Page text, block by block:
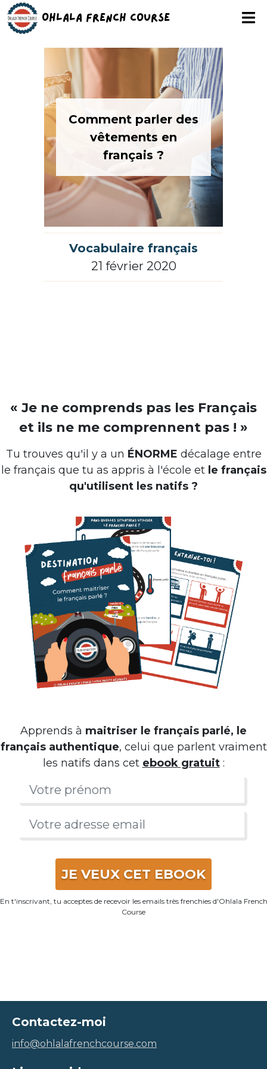
Ohlala French Course
Comment parler des
vêtements en
français ?
Vocabulaire français
21 février 2020
« Je ne comprends pas les Français
et ils ne me comprennent pas ! »
Tu trouves qu'il y a un ÉNORME décalage entre
le français que tu as appris à l'école et le français
qu'utilisent les natifs ?
Apprends à maitriser le français parlé, le
français authentique, celui que parlent vraiment
les natifs dans cet ebook gratuit:
JE VEUX CET EBOOK
En t'inscrivant, tu acceptes de recevoir les emails très frenchies d'Ohlala French
Course
Contactez-moi
info@ohlalafrenchcourse.com